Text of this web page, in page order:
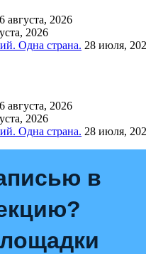
6 августа, 2026
2026
Одна страна. 28 июля,
6 августа, 2026
2026
Одна страна. 28 июля,
в